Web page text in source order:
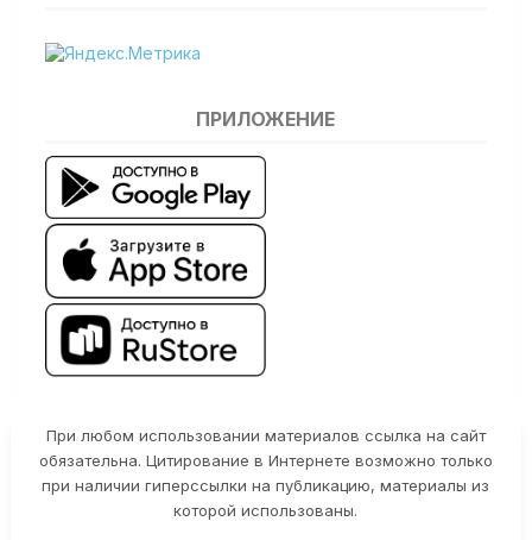
ПРИЛОЖЕНИЕ
При любом использовании материалов ссылка на сайт
обязательна. Цитирование в Интернете возможно только
при наличии гиперссылки на публикацию, материалы из
которой использованы.